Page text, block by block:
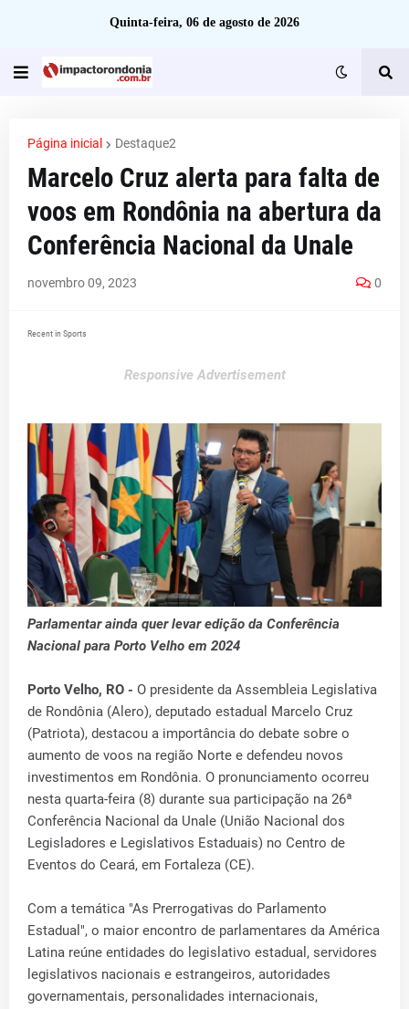
Quinta-feira, 06 de agosto de 2026
Página inicial Destaque2
Marcelo Cruz alerta para falta de
voos em Rondônia na abertura da
Conferência Nacional da Unale
novembro 09, 2023 0
Recent in Sports
Responsive Advertisement
Parlamentar ainda quer levar edição da Conferência
Nacional para Porto Velho em 2024
Porto Velho, RO - O presidente da Assembleia Legislativa
de Rondônia (Alero), deputado estadual Marcelo Cruz
(Patriota), destacou a importância do debate sobre o
aumento de voos na região Norte e defendeu novos
investimentos em Rondônia. O pronunciamento ocorreu
nesta quarta-feira (8) durante sua participação na 26ª
Conferência Nacional da Unale (União Nacional dos
Legisladores e Legislativos Estaduais) no Centro de
Eventos do Ceará, em Fortaleza (CE).
Com a temática "As Prerrogativas do Parlamento
Estadual", o maior encontro de parlamentares da América
Latina reúne entidades do legislativo estadual, servidores
legislativos nacionais e estrangeiros, autoridades
governamentais, personalidades internacionais,